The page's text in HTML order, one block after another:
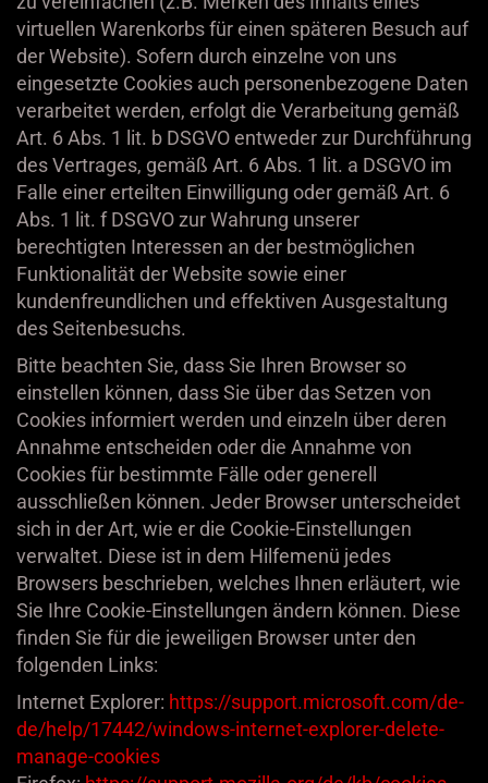
virtuellen Warenkorbs für einen späteren Besuch auf
der Website). Sofern durch einzelne von uns
eingesetzte Cookies auch personenbezogene Daten
verarbeitet werden, erfolgt die Verarbeitung gemäß
Art. 6 Abs. 1 lit. b DSGVO entweder zur Durchführung
des Vertrages, gemäß Art. 6 Abs. 1 lit. a DSGVO im
Falle einer erteilten Einwilligung oder gemäß Art. 6
Abs. 1 lit. f DSGVO zur Wahrung unserer
berechtigten Interessen an der bestmöglichen
Funktionalität der Website sowie einer
kundenfreundlichen und effektiven Ausgestaltung
des Seitenbesuchs.
Bitte beachten Sie, dass Sie Ihren Browser so
einstellen können, dass Sie über das Setzen von
Cookies informiert werden und einzeln über deren
Annahme entscheiden oder die Annahme von
Cookies für bestimmte Fälle oder generell
ausschließen können. Jeder Browser unterscheidet
sich in der Art, wie er die Cookie-Einstellungen
verwaltet. Diese ist in dem Hilfemenü jedes
Browsers beschrieben, welches Ihnen erläutert, wie
Sie Ihre Cookie-Einstellungen ändern können. Diese
finden Sie für die jeweiligen Browser unter den
folgenden Links:
Internet Explorer: https://support.microsoft.com/de-
de/help/17442/windows-internet-explorer-delete-
manage-cookies